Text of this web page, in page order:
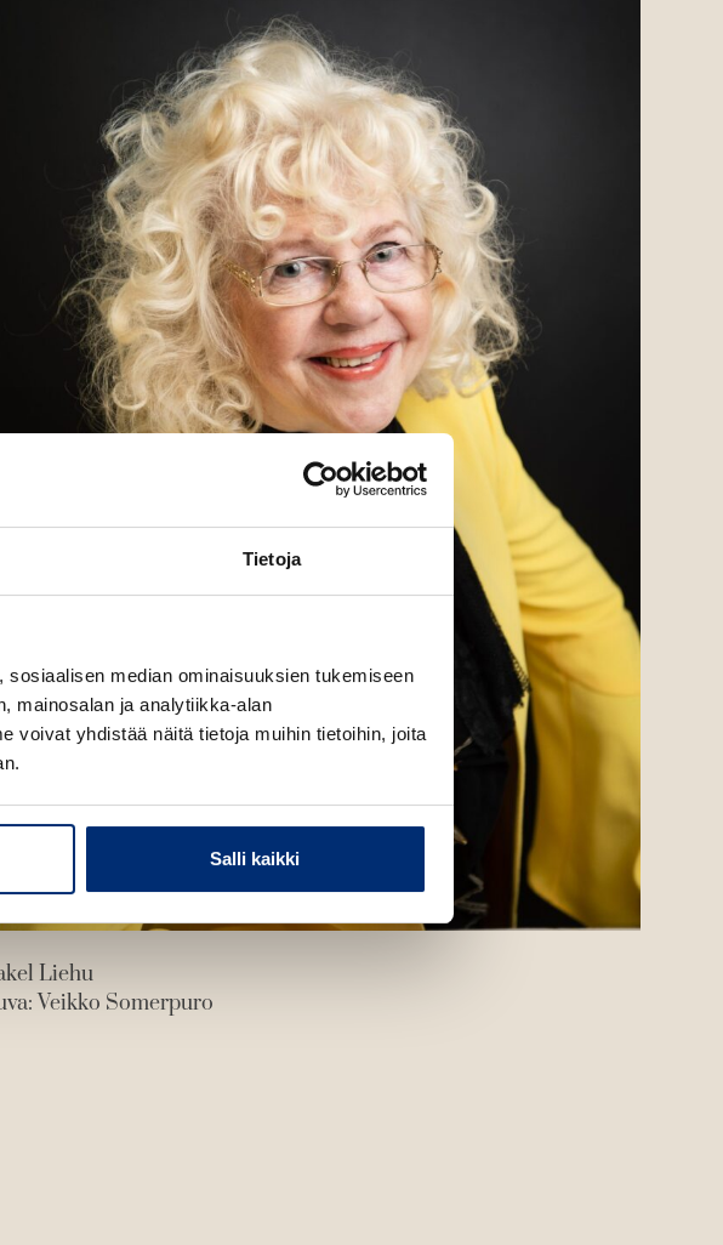
Tietoja
median ominaisuuksien tukemiseen
mainosalan ja analytiikka-alan
voivat yhdistää näitä tietoja muihin tietoihin, joita
Salli kaikki
Liehu
Veikko Somerpuro